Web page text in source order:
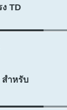
TD
ำหรับ